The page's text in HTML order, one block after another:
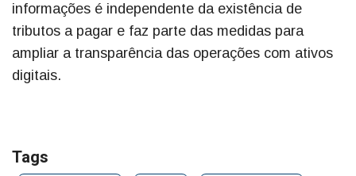
informações é independente da existência de
tributos a pagar e faz parte das medidas para
ampliar a transparência das operações com ativos
digitais.
Tags